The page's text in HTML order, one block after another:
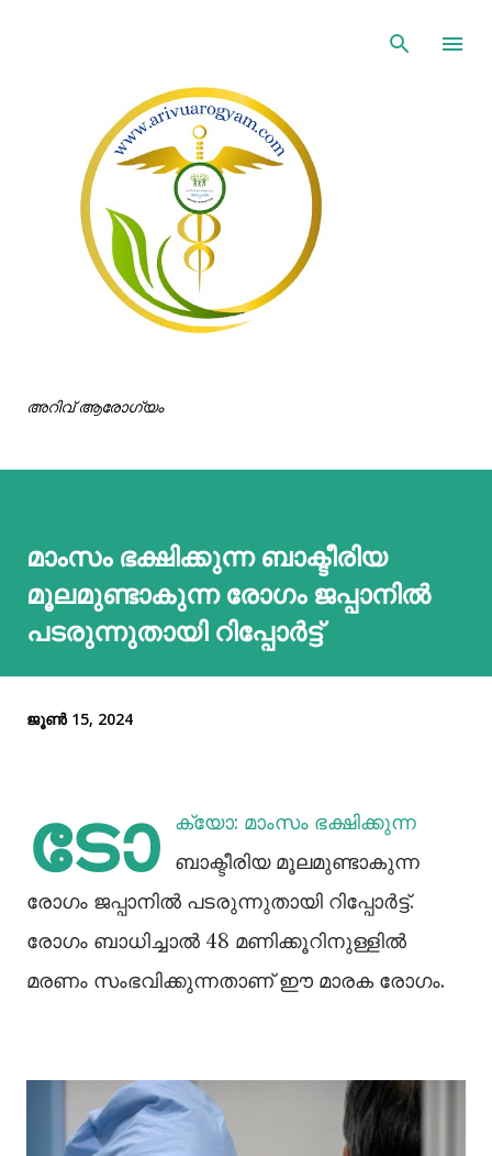
അറിവ് ആരോഗ്യം
മാംസം ഭക്ഷിക്കുന്ന ബാക്ടീരിയ
മൂലമുണ്ടാകുന്ന രോഗം ജപ്പാനില്‍
പടരുന്നുതായി റിപ്പോർട്ട്
ജൂൺ 15, 2024
ടോ
ക്യോ: മാംസം ഭക്ഷിക്കുന്ന
ബാക്ടീരിയ മൂലമുണ്ടാകുന്ന
രോഗം ജപ്പാനില്‍ പടരുന്നുതായി റിപ്പോർട്ട്.
രോഗം ബാധിച്ചാല്‍ 48 മണിക്കൂറിനുള്ളില്‍
മരണം സംഭവിക്കുന്നതാണ് ഈ മാരക രോഗം.